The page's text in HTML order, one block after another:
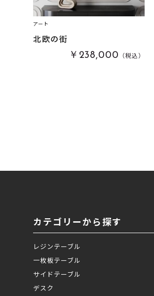
アート
北欧の街
￥238,000 （税込）
カテゴリーから探す
レジンテーブル
一枚板テーブル
サイドテーブル
デスク